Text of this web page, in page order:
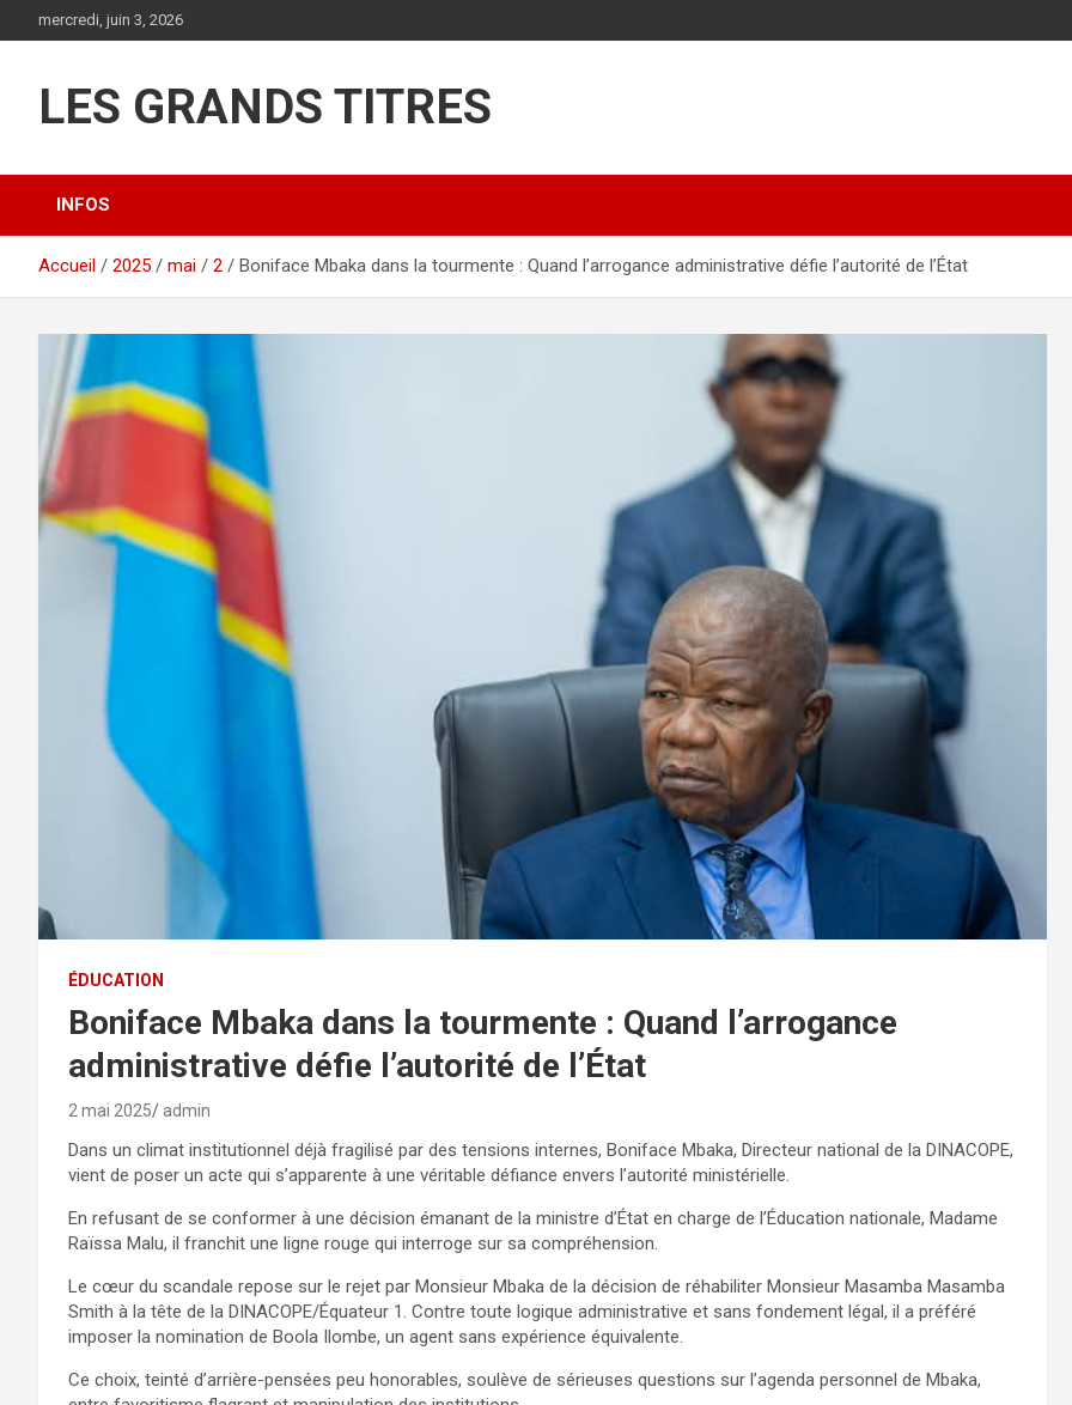
au
mercredi, juin 3, 2026
LES GRANDS TITRES
INFOS
Accueil 2025 mai 2 Boniface Mbaka dans la tourmente : Quand l’arrogance administrative défie l’autorité de l’État
ÉDUCATION
Boniface Mbaka dans la tourmente : Quand l’arrogance
administrative défie l’autorité de l’État
2 mai 2025 admin
Dans un climat institutionnel déjà fragilisé par des tensions internes, Boniface Mbaka, Directeur national de la DINACOPE,
vient de poser un acte qui s’apparente à une véritable défiance envers l’autorité ministérielle.
En refusant de se conformer à une décision émanant de la ministre d’État en charge de l’Éducation nationale, Madame
Raïssa Malu, il franchit une ligne rouge qui interroge sur sa compréhension.
Le cœur du scandale repose sur le rejet par Monsieur Mbaka de la décision de réhabiliter Monsieur Masamba Masamba
Smith à la tête de la DINACOPE/Équateur 1. Contre toute logique administrative et sans fondement légal, il a préféré
imposer la nomination de Boola Ilombe, un agent sans expérience équivalente.
Ce choix, teinté d’arrière-pensées peu honorables, soulève de sérieuses questions sur l’agenda personnel de Mbaka,